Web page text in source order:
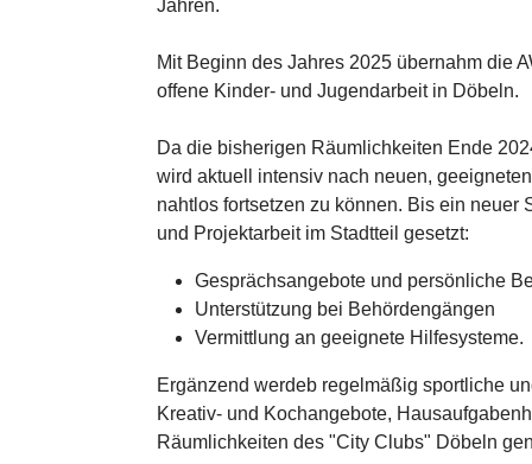
Jahren.
Mit Beginn des Jahres 2025 übernahm die
offene Kinder- und Jugendarbeit in Döbeln.
Da die bisherigen Räumlichkeiten Ende
wird aktuell intensiv nach neuen,
nahtlos fortsetzen zu können. Bis ein neuer
und Projektarbeit im Stadtteil gesetzt:
Gesprächsangebote und persönliche
Unterstützung bei Behördengängen
Vermittlung an geeignete Hilfesysteme.
Ergänzend werdeb regelmäßig sportliche
Kreativ- und Kochangebote,
Räumlichkeiten des "City Clubs" Döbeln